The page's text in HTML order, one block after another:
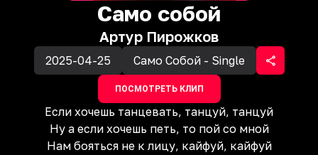
Само собой
Артур Пирожков
2025-04-25 Само Собой - Single
ПОСМОТРЕТЬ КЛИП
Если хочешь танцевать, танцуй, танцуй
Ну а если хочешь петь, то пой со мной
Нам бояться не к лицу, кайфуй, кайфуй